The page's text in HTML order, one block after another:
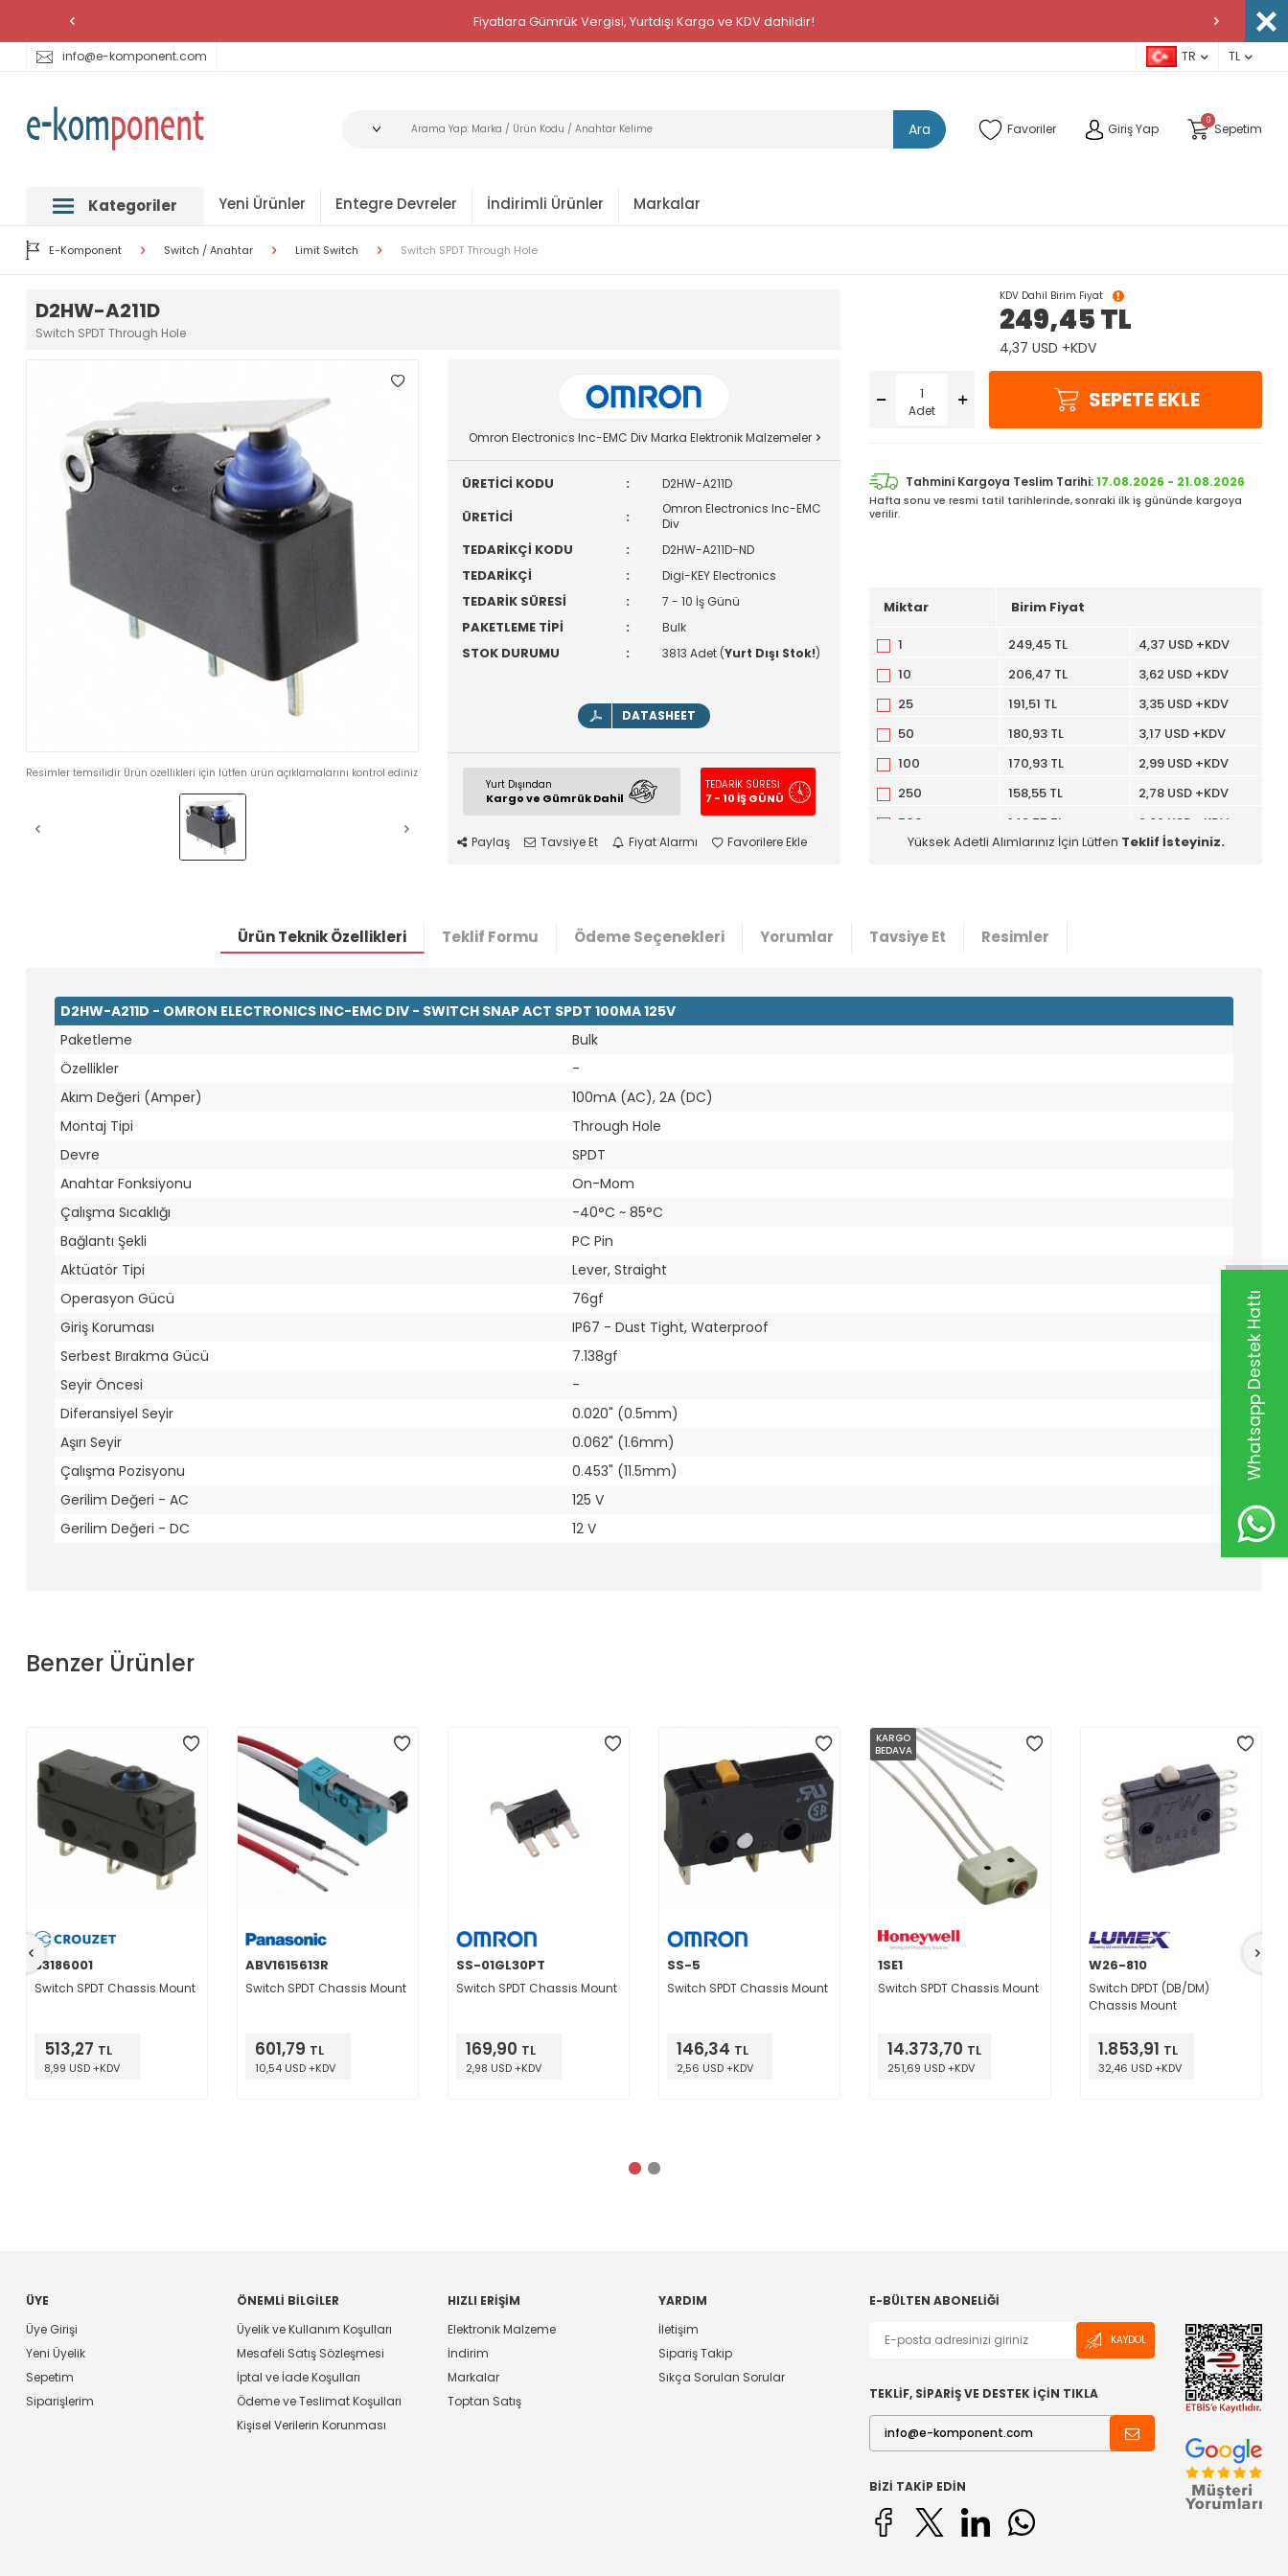
Whatsapp Destek Hattı
Fiyatlara Gümrük Vergisi, Yurtdışı Kargo ve KDV dahildir!
info@e-komponent.com TR TL
Ara Favoriler Giriş Yap
0
Sepetim
Kategoriler Yeni Ürünler Entegre Devreler İndirimli Ürünler Markalar
E-Komponent Switch / Anahtar Limit Switch Switch SPDT Through Hole
D2HW-A211D
Switch SPDT Through Hole
Resimler temsilidir Ürün özellikleri için lütfen ürün açıklamalarını kontrol ediniz
Omron Electronics Inc-EMC Div Marka Elektronik Malzemeler
ÜRETİCİ KODU : D2HW-A211D
ÜRETİCİ :
Omron Electronics Inc-EMC
Div
TEDARİKÇİ KODU : D2HW-A211D-ND
TEDARİKÇİ : Digi-KEY Electronics
TEDARİK SÜRESİ : 7 - 10 İş Günü
PAKETLEME TİPİ : Bulk
STOK DURUMU : 3813 Adet (Yurt Dışı Stok!)
DATASHEET
Yurt Dışından
Kargo ve Gümrük Dahil
TEDARİK SÜRESİ
7 - 10 İŞ GÜNÜ
Paylaş Tavsiye Et Fiyat Alarmı Favorilere Ekle
KDV Dahil Birim Fiyat
249,45TL
4,37 USD +KDV
Adet SEPETE EKLE
Tahmini Kargoya Teslim Tarihi:17.08.2026 - 21.08.2026
Hafta sonu ve resmi tatil tarihlerinde, sonraki ilk iş gününde kargoya
verilir.
Miktar Birim Fiyat
1 249,45 TL
4,37 USD +KDV
10
206,47 TL
3,62 USD +KDV
25
191,51 TL
3,35 USD +KDV
50
180,93 TL
3,17 USD +KDV
100
170,93 TL
2,99 USD +KDV
250
158,55 TL
2,78 USD +KDV
500
149,77 TL
2,62 USD +KDV
1000
141,49 TL
2,48 USD +KDV
Yüksek Adetli Alımlarınız İçin Lütfen Teklif İsteyiniz.
Ürün Teknik Özellikleri Teklif Formu Ödeme Seçenekleri Yorumlar Tavsiye Et Resimler
D2HW-A211D - OMRON ELECTRONICS INC-EMC DIV - SWITCH SNAP ACT SPDT 100MA 125V
Paketleme
Bulk
Özellikler
-
Akım Değeri (Amper)
100mA (AC), 2A (DC)
Montaj Tipi
Through Hole
Devre
SPDT
Anahtar Fonksiyonu
On-Mom
Çalışma Sıcaklığı
-40°C ~ 85°C
Bağlantı Şekli
PC Pin
Aktüatör Tipi
Lever, Straight
Operasyon Gücü
76gf
Giriş Koruması
IP67 - Dust Tight, Waterproof
Serbest Bırakma Gücü
7.138gf
Seyir Öncesi
-
Diferansiyel Seyir
0.020" (0.5mm)
Aşırı Seyir
0.062" (1.6mm)
Çalışma Pozisyonu
0.453" (11.5mm)
Gerilim Değeri - AC
125 V
Gerilim Değeri - DC
12 V
Benzer Ürünler
83186001
Switch SPDT Chassis Mount
513,27 TL
8,99 USD +KDV
ABV1615613R
Switch SPDT Chassis Mount
601,79 TL
10,54 USD +KDV
SS-01GL30PT
Switch SPDT Chassis Mount
169,90 TL
2,98 USD +KDV
SS-5
Switch SPDT Chassis Mount
146,34 TL
2,56 USD +KDV
KARGO
BEDAVA
1SE1
Switch SPDT Chassis Mount
14.373,70 TL
251,69 USD +KDV
W26-810
Switch DPDT (DB/DM)
Chassis Mount
1.853,91 TL
32,46 USD +KDV
ÜYE
Üye Girişi
Yeni Üyelik
Sepetim
Siparişlerim
ÖNEMLI BILGILER
Üyelik ve Kullanım Koşulları
Mesafeli Satış Sözleşmesi
İptal ve İade Koşulları
Ödeme ve Teslimat Koşulları
Kişisel Verilerin Korunması
HIZLI ERIŞIM
Elektronik Malzeme
İndirim
Markalar
Toptan Satış
YARDIM
İletişim
Sipariş Takip
Sıkça Sorulan Sorular
E-BÜLTEN ABONELIĞI
KAYDOL
TEKLİF, SİPARİŞ VE DESTEK İÇİN TIKLA
BIZI TAKIP EDIN